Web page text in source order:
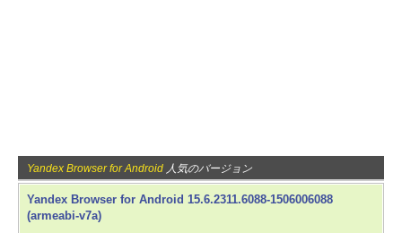
Yandex Browser for Android 人気のバージョン
Yandex Browser for Android 15.6.2311.6088-1506006088
(armeabi-v7a)